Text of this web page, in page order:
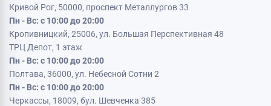
Кривой Рог, 50000, проспект Металлургов 33
Пн - Вс: с 10:00 до 20:00
Кропивницкий, 25006, ул. Большая Перспективная 48
ТРЦ Депот, 1 этаж
Пн - Вс: с 10:00 до 20:00
Полтава, 36000, ул. Небесной Сотни 2
Пн - Вс: с 10:00 до 20:00
Черкассы, 18009, бул. Шевченка 385